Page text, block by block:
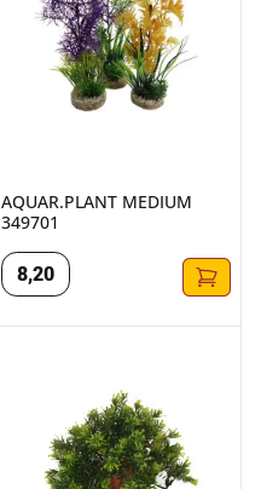
AQUAR.PLANT MEDIUM
349701
8,20